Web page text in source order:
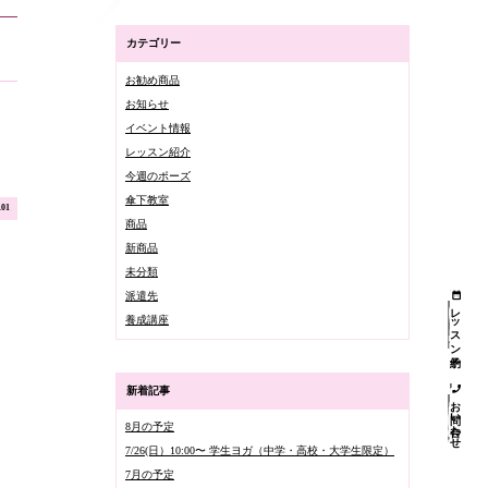
カテゴリー
お勧め商品
お知らせ
イベント情報
レッスン紹介
今週のポーズ
傘下教室
商品
新商品
未分類
派遣先
養成講座
新着記事
8月の予定
7/26(日）10:00〜 学生ヨガ（中学・高校・大学生限定）
7月の予定
レッスン予約
お問い合わせ